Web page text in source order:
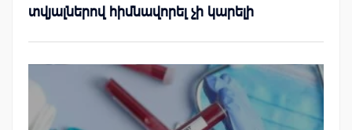
տվյալներով հիմնավորել չի կարելի